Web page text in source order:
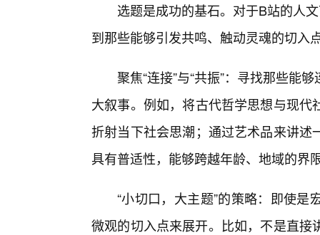
选题是成功的基石。对于B站的人
到那些能够引发共鸣、触动灵魂的切入
聚焦“连接”与“共振”：寻找那些能
大叙事。例如，将古代哲学思想与现
折射当下社会思潮；通过艺术品来讲
具有普适性，能够跨越年龄、地域的界
“小切口，大主题”的策略：即使
微观的切入点来展开。比如，不是直接